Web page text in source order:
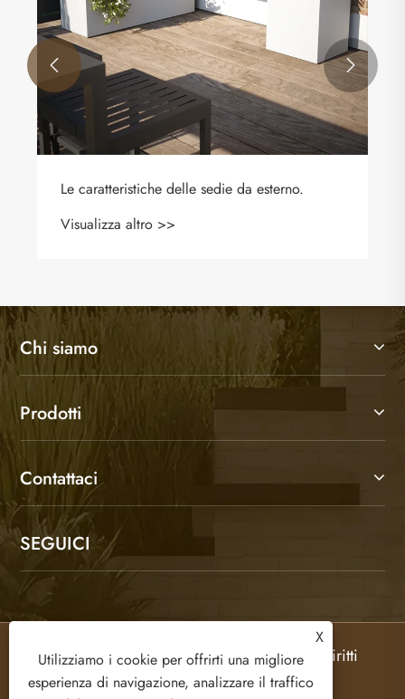
Le caratteristiche delle sedie da esterno.
Visualizza altro >>
 
Chi siamo
Prodotti
Contattaci
SEGUICI
Copyright © 2026 Olifurniture Co., Ltd. Tutti i diritti
riservati.
X
Utilizziamo i cookie per offrirti una migliore
esperienza di navigazione, analizzare il traffico